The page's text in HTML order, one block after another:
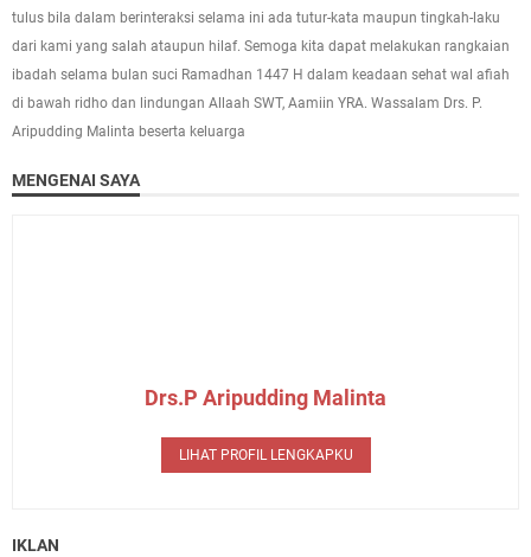
tulus bila dalam berinteraksi selama ini ada tutur-kata maupun tingkah-laku
dari kami yang salah ataupun hilaf. Semoga kita dapat melakukan rangkaian
ibadah selama bulan suci Ramadhan 1447 H dalam keadaan sehat wal afiah
di bawah ridho dan lindungan Allaah SWT, Aamiin YRA. Wassalam Drs. P.
Aripudding Malinta beserta keluarga
MENGENAI SAYA
Drs.P Aripudding Malinta
LIHAT PROFIL LENGKAPKU
IKLAN